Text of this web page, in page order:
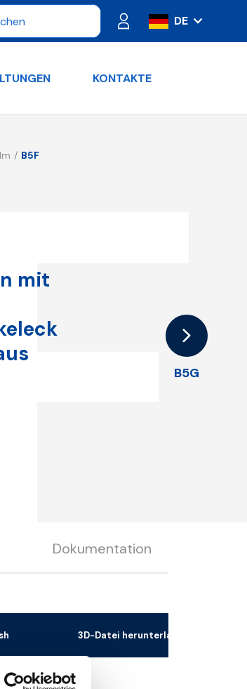
DE
IT
PT
KONTAKTE
B5F
B5G
mit
Dokumentation
3D-Datei herunterladen